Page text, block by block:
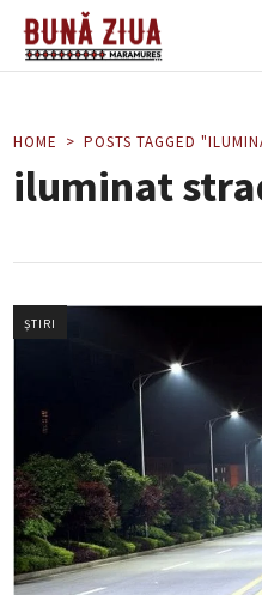
HOME POSTS TAGGED
iluminat
ȘTIRI